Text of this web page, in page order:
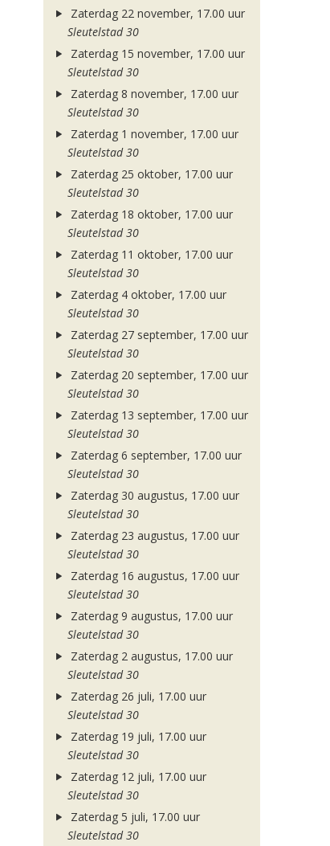
Zaterdag 22 november, 17.00 uur
Sleutelstad 30
Zaterdag 15 november, 17.00 uur
Sleutelstad 30
Zaterdag 8 november, 17.00 uur
Sleutelstad 30
Zaterdag 1 november, 17.00 uur
Sleutelstad 30
Zaterdag 25 oktober, 17.00 uur
Sleutelstad 30
Zaterdag 18 oktober, 17.00 uur
Sleutelstad 30
Zaterdag 11 oktober, 17.00 uur
Sleutelstad 30
Zaterdag 4 oktober, 17.00 uur
Sleutelstad 30
Zaterdag 27 september, 17.00 uur
Sleutelstad 30
Zaterdag 20 september, 17.00 uur
Sleutelstad 30
Zaterdag 13 september, 17.00 uur
Sleutelstad 30
Zaterdag 6 september, 17.00 uur
Sleutelstad 30
Zaterdag 30 augustus, 17.00 uur
Sleutelstad 30
Zaterdag 23 augustus, 17.00 uur
Sleutelstad 30
Zaterdag 16 augustus, 17.00 uur
Sleutelstad 30
Zaterdag 9 augustus, 17.00 uur
Sleutelstad 30
Zaterdag 2 augustus, 17.00 uur
Sleutelstad 30
Zaterdag 26 juli, 17.00 uur
Sleutelstad 30
Zaterdag 19 juli, 17.00 uur
Sleutelstad 30
Zaterdag 12 juli, 17.00 uur
Sleutelstad 30
Zaterdag 5 juli, 17.00 uur
Sleutelstad 30